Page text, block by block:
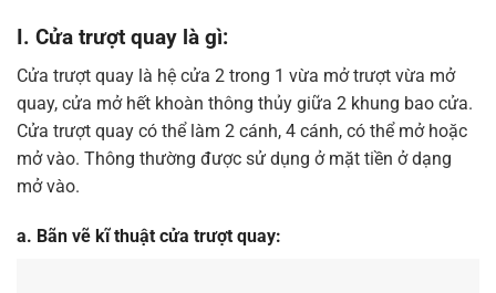
I. Cửa trượt quay là gì:
Cửa trượt quay là hệ cửa 2 trong 1 vừa mở trượt vừa mở
quay, cửa mở hết khoàn thông thủy giữa 2 khung bao cửa.
Cửa trượt quay có thể làm 2 cánh, 4 cánh, có thể mở hoặc
mở vào. Thông thường được sử dụng ở mặt tiền ở dạng
mở vào.
a. Bãn vẽ kĩ thuật cửa trượt quay: